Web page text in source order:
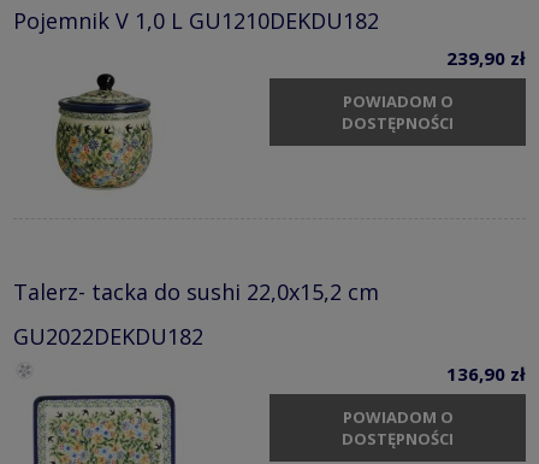
Pojemnik V 1,0 L GU1210DEKDU182
239,90 zł
POWIADOM O
DOSTĘPNOŚCI
Talerz- tacka do sushi 22,0x15,2 cm
GU2022DEKDU182
136,90 zł
POWIADOM O
DOSTĘPNOŚCI